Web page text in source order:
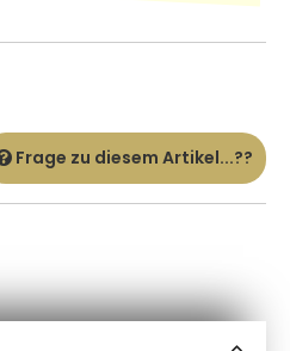
Frage zu diesem Artikel...??